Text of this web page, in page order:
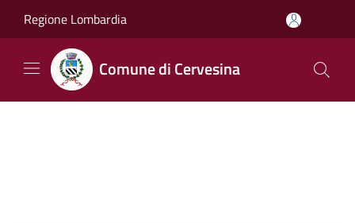
Regione Lombardia
Comune di Cervesina